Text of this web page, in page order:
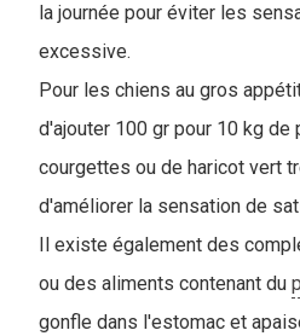
la journée pour éviter les
excessive.
Pour les chiens au gros
d'ajouter 100 gr pour 10 kg
courgettes ou de haricot vert
d'améliorer la sensation de
Il existe également des
ou des aliments contenant du
gonfle dans l'estomac et